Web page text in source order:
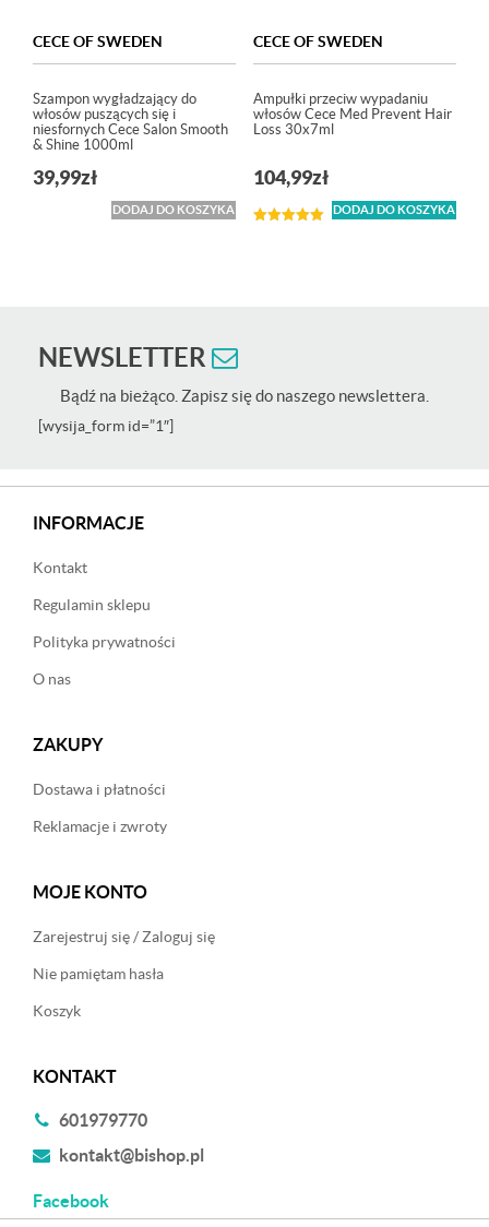
CECE OF SWEDEN
Szampon wygładzający do
włosów puszących się i
niesfornych Cece Salon Smooth
& Shine 1000ml
39,99zł
DODAJ DO KOSZYKA
CECE OF SWEDEN
Ampułki przeciw wypadaniu
włosów Cece Med Prevent Hair
Loss 30x7ml
104,99zł
DODAJ DO KOSZYKA
NEWSLETTER
Bądź na bieżąco. Zapisz się do naszego newslettera.
[wysija_form id=”1″]
INFORMACJE
Kontakt
Regulamin sklepu
Polityka prywatności
O nas
ZAKUPY
Dostawa i płatności
Reklamacje i zwroty
MOJE KONTO
Zarejestruj się / Zaloguj się
Nie pamiętam hasła
Koszyk
KONTAKT
601979770
kontakt@bishop.pl
Facebook